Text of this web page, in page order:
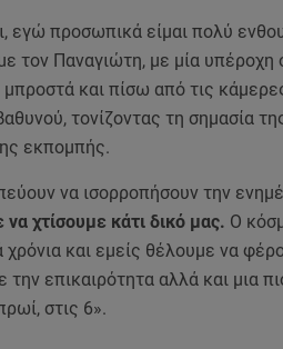
εγώ προσωπικά είμαι πολύ
τον Παναγιώτη, με μία υπέροχη
μπροστά και πίσω από τις
τονίζοντας τη σημασία
εκπομπής.
να ισορροπήσουν την
χτίσουμε κάτι δικό μας. Ο
και εμείς θέλουμε να
επικαιρότητα αλλά και μια
στις 6».